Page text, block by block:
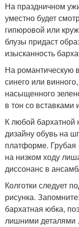
На праздничном
уместно будет
гипюровой или
блузы придаст
изысканность
На романтическую
синего или
насыщенного
в тон со вставками
К любой бархатной
дизайну обувь на
платформе. Грубая
на низком ходу
диссонанс в
Колготки следует
рисунка.
бархатная юбка,
лишними деталями .